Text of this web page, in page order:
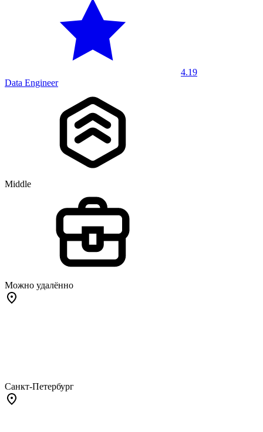
4.19
Data Engineer
Middle
Можно удалённо
Санкт-Петербург